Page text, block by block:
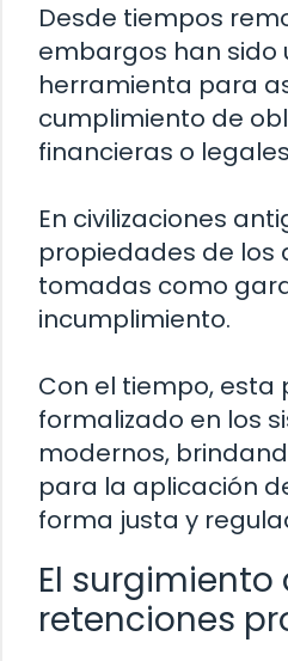
Desde tiempos
embargos han sido
herramienta para
cumplimiento de
financieras o
En civilizaciones
propiedades de los
tomadas como
incumplimiento.
Con el tiempo, esta
formalizado en los
modernos,
para la aplicación
forma justa y
El surgimiento
retenciones